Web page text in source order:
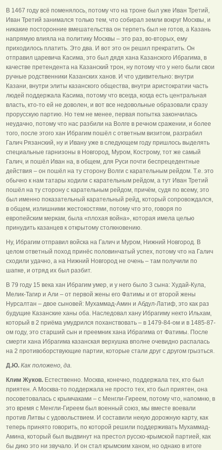
В 1467 году всё поменялось, потому что на троне был уже Иван Третий,
Иван Третий занимался только тем, что собирал земли вокруг Москвы, и
никакие посторонние вмешательства он терпеть был не готов, а Казань
напрямую влияла на политику Москвы – это раз, во-вторых, ему
приходилось платить. Это два. И вот это он решил прекратить. Он
отправил царевича Касима, это был дядя хана Казанского Ибрагима, в
качестве претендента на Казанский трон, ну потому что у него были свои
ручные родственники Казанских ханов. И что удивительно: внутри
Казани, внутри элиты казанского общества, внутри аристократии часть
людей поддержала Касима, потому что всегда, когда есть центральная
власть, кто-то ей не доволен, и вот все недовольные образовали сразу
прорусскую партию. Но тем не менее, первая попытка закончилась
неудачно, потому что нас разбили на Волге в речном сражении, и более
того, после этого хан Ибрагим пошёл с ответным визитом, разграбил
Галич Рязанский, ну и Ивану уже в следующем году пришлось выделять
специальные гарнизоны в Новгород, Муром, Кострому, тот же самый
Галич, и пошёл Иван на, в общем, для Руси почти беспрецедентные
действия – он пошёл на ту сторону Волги с карательным рейдом. Т.е. это
обычно к нам татары ходили с карательным рейдом, а тут Иван Третий
пошёл на ту сторону с карательным рейдом, причём, судя по всему, это
был именно показательный карательный рейд, который сопровождался,
в общем, излишними жестокостями, потому что это, говоря по
европейским меркам, была «плохая война», которая имела целью
принудить казанцев к открытому столкновению.
Ну, Ибрагим отправил войска на Галич и Муром, Нижний Новгород. В
целом ответный поход принёс половинчатый успех, потому что на Галич
сходили удачно, а на Нижний Новгород не очень – там получили по
шапке, и отряд их был разбит.
В 79 году 15 века хан Ибрагим умер, и у него было 3 сына: Худай-Кула,
Мелик-Тагир и Али – от первой жены его Фатимы и от второй жены
Нурсалтан – двое сыновей: Мухаммад-Амин и Абдул-Латиф, это как раз
будущие Казанские ханы оба. Наследовал хану Ибрагиму некто Ильхам,
который в 2 приёма умудрился поханствовать – в 1479-84-ом и в 1485-87-
ом году, это старший сын и преемник хана Ибрагима от Фатимы. После
смерти хана Ибрагима казанская верхушка вполне очевидно распалась
на 2 противоборствующие партии, которые стали друг с другом грызться.
Д.Ю. Как положено, да.
Клим Жуков. Естественно. Москва, конечно, поддержала тех, кто был
приятен. А Москва-то поддержала не просто тех, кто был приятен, она
посоветовалась с крымчаками – с Менгли-Гиреем, потому что, напомню, в
это время с Менгли-Гиреем был военный союз, мы вместе воевали
против Литвы с удовольствием. И составили некую дорожную карту, как
теперь принято говорить, по которой решили поддерживать Мухаммад-
Амина, который был выдвинут на престол русско-крымской партией, как
бы дико это ни звучало. И он стал крымским ханом, но однако в итоге